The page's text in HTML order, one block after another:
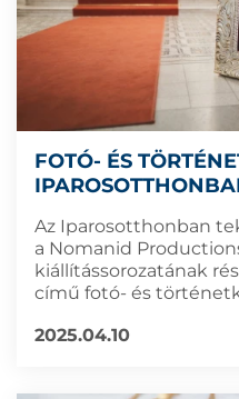
FOTÓ- ÉS
Az Iparosotthonban
a Nomanid
kiállítássorozatának
című fotó- és
2025.04.10